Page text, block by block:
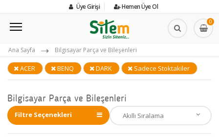
Üye Girişi Hemen Üye Ol
0
Ana Sayfa Bilgisayar Parça ve Bileşenleri
ACER BENQ DARK Sadece Stoktakiler
Bilgisayar Parça ve Bileşenleri
Filtre Seçenekleri